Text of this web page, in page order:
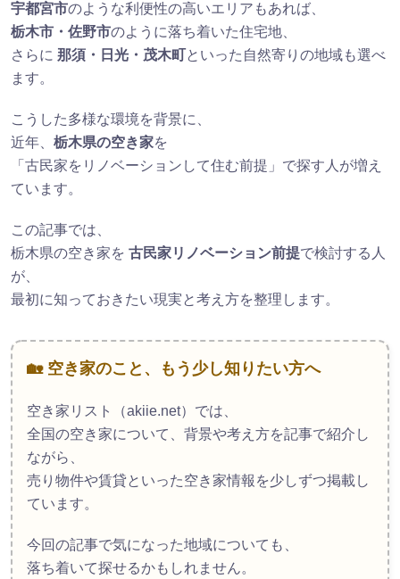
宇都宮市のような利便性の高いエリアもあれば、
栃木市・佐野市のように落ち着いた住宅地、
さらに 那須・日光・茂木町
といった自然寄りの地域も選べ
ます。
こうした多様な環境を背景に、
近年、 栃木県の空き家を
「古民家をリノベーションして住む前提」で探す人が増え
ています。
この記事では、
栃木県の空き家を 古民家リノベーション前提で検討する人
が、
最初に知っておきたい現実と考え方を整理します。
🏡 空き家のこと、もう少し知りたい方へ
空き家リスト（akiie.net）では、
全国の空き家について、背景や考え方を記事で紹介し
ながら、
売り物件や賃貸といった空き家情報を少しずつ掲載し
ています。
今回の記事で気になった地域についても、
落ち着いて探せるかもしれません。